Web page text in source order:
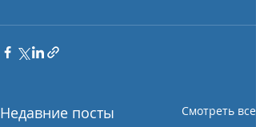
Недавние посты Смотреть все